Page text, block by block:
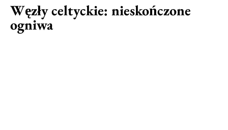
Węzły celtyckie: nieskończone
ogniwa